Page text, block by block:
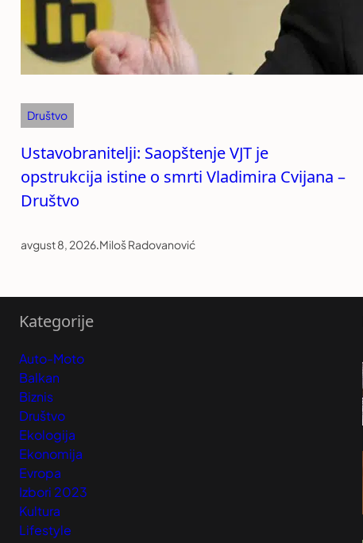
Društvo
Ustavobranitelji: Saopštenje VJT je
opstrukcija istine o smrti Vladimira Cvijana –
Društvo
avgust 8, 2026.Miloš Radovanović
Kategorije
Auto-Moto
Balkan
Biznis
Društvo
Ekologija
Ekonomija
Evropa
Izbori 2023
Kultura
Lifestyle